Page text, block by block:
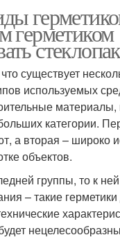
герметиком
существует
используемых
материалы,
категории.
а вторая – широко
объектов.
группы, то к
– такие